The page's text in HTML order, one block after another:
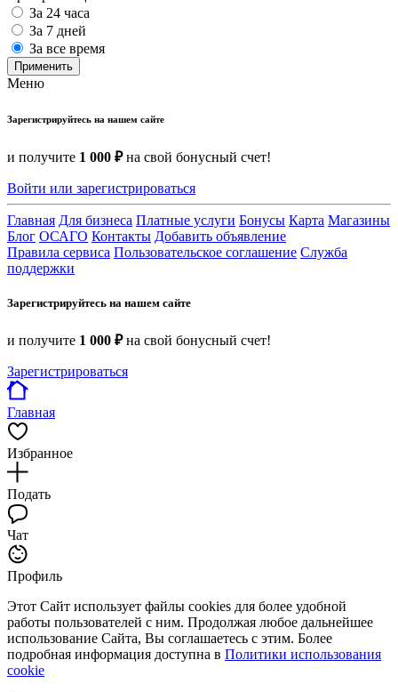
За 24 часа
За 7 дней
За все время
Применить
Меню
Зарегистрируйтесь на нашем сайте
и получите 1 000 ₽на свой бонусный счет!
Войти или зарегистрироваться
Главная Для бизнеса Платные услуги Бонусы Карта Магазины
Блог ОСАГО Контакты Добавить объявление
Правила сервиса Пользовательское соглашение Служба
поддержки
Зарегистрируйтесь на нашем сайте
и получите 1 000 ₽на свой бонусный счет!
Зарегистрироваться
Главная
Избранное
Подать
Чат
Профиль
Этот Сайт использует файлы cookies для более удобной
работы пользователей с ним. Продолжая любое дальнейшее
использование Сайта, Вы соглашаетесь с этим. Более
подробная информация доступна в Политики использования
cookie